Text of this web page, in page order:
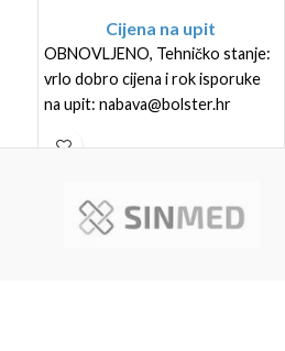
Cijena na upit
OBNOVLJENO, Tehničko stanje:
vrlo dobro cijena i rok isporuke
na upit: nabava@bolster.hr